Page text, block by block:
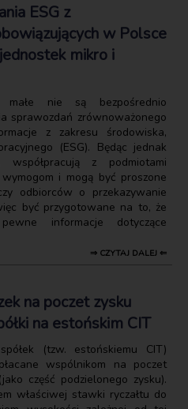
ESG z
w Polsce
mikro i
małe nie są bezpośrednio
sprawozdań zrównoważonego
z zakresu środowiska,
(ESG). Będąc jednak
współpracują z podmiotami
i mogą być proszone
odbiorców o przekazywanie
być przygotowane na to, że
informacje dotyczące
⇒ CZYTAJ DALEJ ⇐
na poczet zysku
na estońskim CIT
(tzw. estońskiemu CIT)
wspólnikom na poczet
część podzielonego zysku).
właściwej stawki ryczałtu do